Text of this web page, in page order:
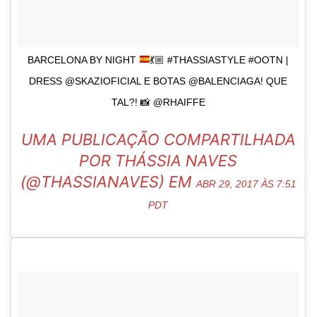
BARCELONA BY NIGHT 💃🏼 #THASSIASTYLE #OOTN |
DRESS @SKAZIOFICIAL E BOTAS @BALENCIAGA! QUE
TAL?! 📸@RHAIFFE
UMA PUBLICAÇÃO COMPARTILHADA
POR THÁSSIA NAVES
(@THASSIANAVES) EM ABR 29, 2017 ÀS 7:51
PDT